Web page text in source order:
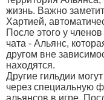
жизнь. Важно
Хартией,
После этого у
чата - Альянс,
другом вне
находятся.
Другие гильдии
через специальную
альянсов в игре.